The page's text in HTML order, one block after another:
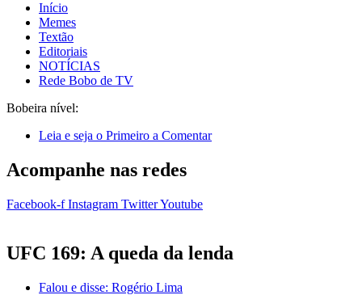
Início
Memes
Textão
Editoriais
NOTÍCIAS
Rede Bobo de TV
Bobeira nível:
Leia e seja o Primeiro a Comentar
Acompanhe nas redes
Facebook-f Instagram TwitterYoutube
UFC 169: A queda da lenda
Falou e disse: Rogério Lima